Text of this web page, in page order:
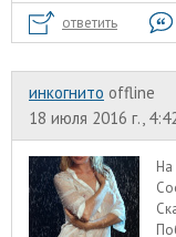
ответить
инкогнито offline
18 июля 2016 г.,